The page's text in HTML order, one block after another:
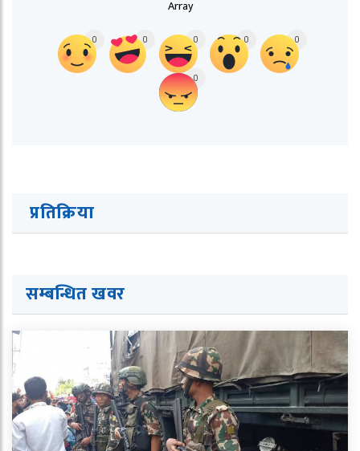
Array
0 0 0 0 0
0
प्रतिक्रिया
सम्बन्धित खवर